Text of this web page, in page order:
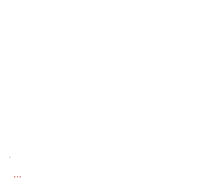
...